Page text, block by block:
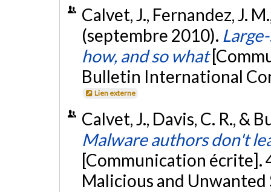
Calvet, J., Fernandez, J.
(septembre 2010).
how, and so what
Bulletin International
Lien externe
Calvet, J., Davis, C. R., &
Malware authors don't
[Communication
Malicious and